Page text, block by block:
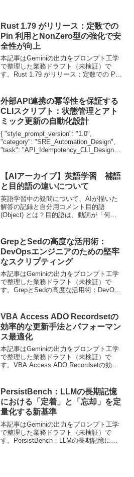
Rust 1.79 がリリース：定数での
Pin 利用とNonZero型の強化で安
全性が向上
本記事はGeminiの出力をプロンプト工学
で整理した業務ドラフト（未検証）で
す。Rust 1.79 がリリース：定数での Pin
最新安定版「Rust 1.7...
外部API連携の冪等性を保証する
CLIスクリプト：状態管理とアト
ミック更新の自動化設計
{ "style_prompt_version": "1.0",
"category": "SRE_Automation_Design",
"task": "API_Idempotency_CLI_Design",
【AIアーカイブ】英語学習 補語
と目的語の違いについて
英語学習中の疑問について、AIが描いた
解答の記録と自分用コメント目的語
(Object) とは？目的語は、動詞が「何
私はサッカーをします。英語：I play
socc...
GrepとSedの高度な活用術：
DevOpsエンジニアのための堅牢
なスクリプティング
本記事はGeminiの出力をプロンプト工学
で整理した業務ドラフト（未検証）で
す。GrepとSedの高度な活用術：DevOps
ニアが日々の運用で直面する課題を解決
す...
VBA Access ADO Recordsetの
効率的な更新手法とパフォーマン
ス最適化
本記事はGeminiの出力をプロンプト工学
で整理した業務ドラフト（未検証）で
す。VBA Access ADO Recordsetの効率
Applicati...
PersistBench：LLMの長期記憶
における「定着」と「忘却」を定
量化する新基準
本記事はGeminiの出力をプロンプト工学
で整理した業務ドラフト（未検証）で
す。PersistBench：LLMの長期記憶にお